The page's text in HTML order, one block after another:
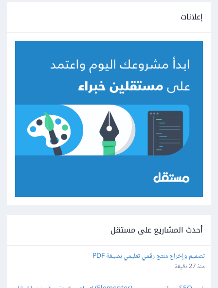
إعلانات
أحدث المشاريع على مستقل
تصميم وإخراج منتج رقمي تعليمي بصيغة PDF
منذ 27 دقيقة